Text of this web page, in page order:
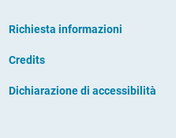
Richiesta informazioni
Credits
Dichiarazione di accessibilità